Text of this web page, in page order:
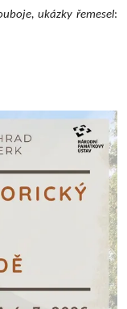
ukázky řemesel: